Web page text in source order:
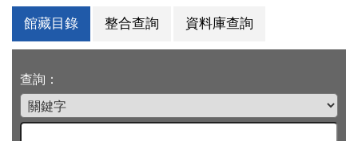
館藏目錄 整合查詢 資料庫查詢
查詢：